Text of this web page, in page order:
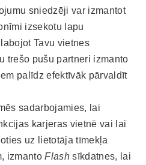
sniedzēji var izmantot
izsekotu lapu
Tavu vietnes
trešo pušu partneri izmanto
palīdz efektīvāk pārvaldīt
sadarbojamies, lai
karjeras vietnē vai lai
uz lietotāja tīmekļa
izmantoFlash sīkdatnes, lai